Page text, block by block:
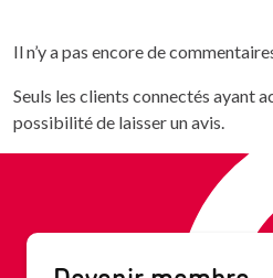
Il n’y a pas encore de
Seuls les clients connectés ayant
possibilité de laisser un avis.